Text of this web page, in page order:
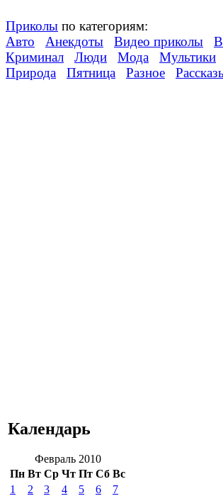
Приколы по категориям:
Авто
Анекдоты Видео приколы
Криминал
Люди Мода Мультики
Природа
Пятница Разное
Календарь
Февраль 2010
Пн Вт Ср Чт Пт Сб Вс
1
2 3 4 5 6
7